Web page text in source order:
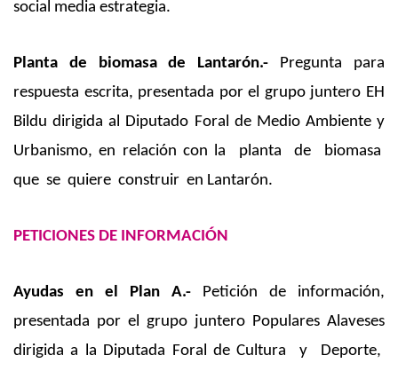
social media estrategia.
Planta de biomasa de Lantarón.- Pregunta para
respuesta escrita, presentada por el grupo juntero EH
Bildu dirigida al Diputado Foral de Medio Ambiente y
Urbanismo, en relación con la planta de biomasa
que se quiere construir en Lantarón.
PETICIONES DE INFORMACIÓN
Ayudas en el Plan A.- Petición de información,
presentada por el grupo juntero Populares Alaveses
dirigida a la Diputada Foral de Cultura y Deporte,